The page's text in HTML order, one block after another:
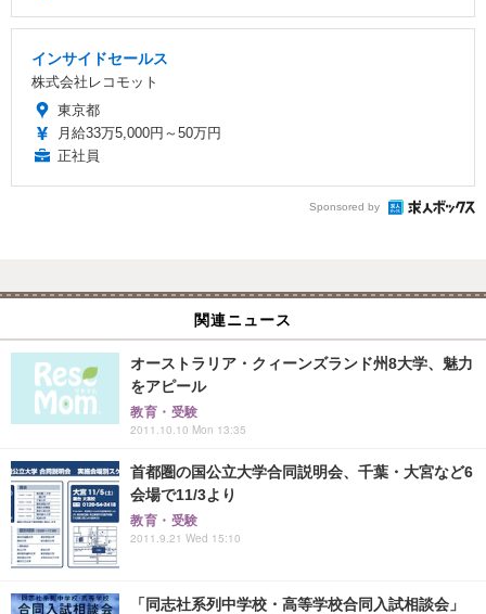
インサイドセールス
株式会社レコモット
東京都
月給33万5,000円～50万円
正社員
Sponsored by
関連ニュース
オーストラリア・クィーンズランド州8大学、魅力
をアピール
教育・受験
2011.10.10 Mon 13:35
首都圏の国公立大学合同説明会、千葉・大宮など6
会場で11/3より
教育・受験
2011.9.21 Wed 15:10
「同志社系列中学校・高等学校合同入試相談会」